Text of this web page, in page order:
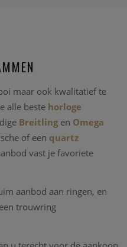
maar ook kwalitatief te
alle beste horloge
Breitling en Omega
of een quartz
vast je favoriete
aanbod aan ringen, en
trouwring